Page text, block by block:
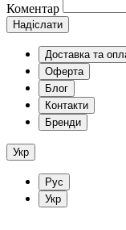
Коментар
Надіслати
Доставка та
Оферта
Блог
Контакти
Бренди
Укр
Рус
Укр